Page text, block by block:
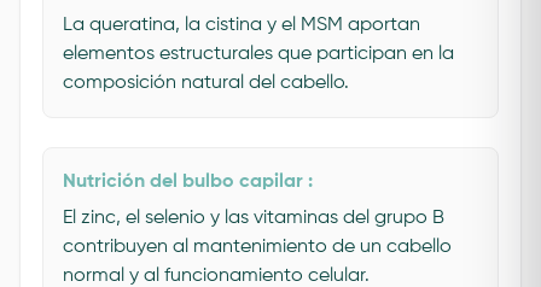
La queratina, la cistina y el MSM aportan
elementos estructurales que participan en la
composición natural del cabello.
Nutrición del bulbo capilar :
El zinc, el selenio y las vitaminas del grupo B
contribuyen al mantenimiento de un cabello
normal y al funcionamiento celular.